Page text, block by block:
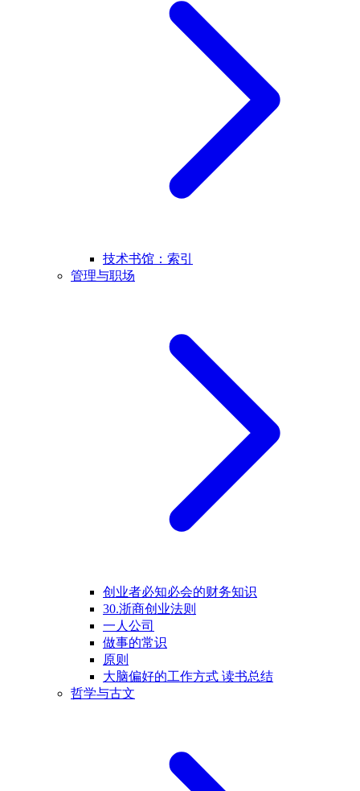
技术书馆：索引
管理与职场
创业者必知必会的财务知识
30.浙商创业法则
一人公司
做事的常识
原则
大脑偏好的工作方式 读书总结
哲学与古文